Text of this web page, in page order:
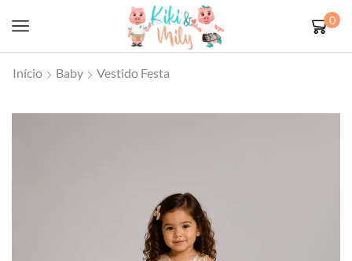
0
Início Baby Vestido Festa